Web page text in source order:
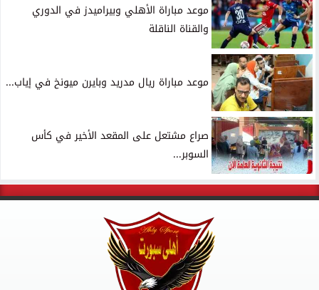
موعد مباراة الأهلي وبيراميدز في الدوري
والقناة الناقلة
موعد مباراة ريال مدريد وبايرن ميونخ في إياب...
صراع مشتعل على المقعد الأخير في كأس
السوبر...